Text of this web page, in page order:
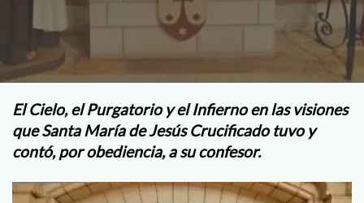
El Cielo, el Purgatorio y el Infierno en las visiones
que Santa María de Jesús Crucificado tuvo y
contó, por obediencia, a su confesor.